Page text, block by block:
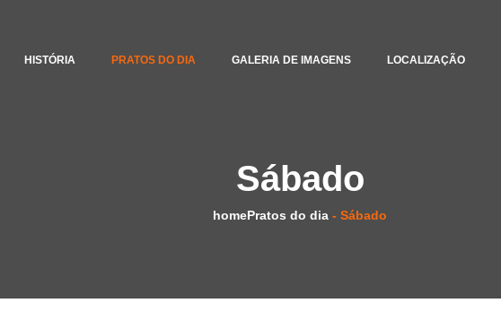
HISTÓRIA PRATOS DO DIA GALERIA DE IMAGENS LOCALIZAÇÃO
Sábado
homePratos do dia - Sábado